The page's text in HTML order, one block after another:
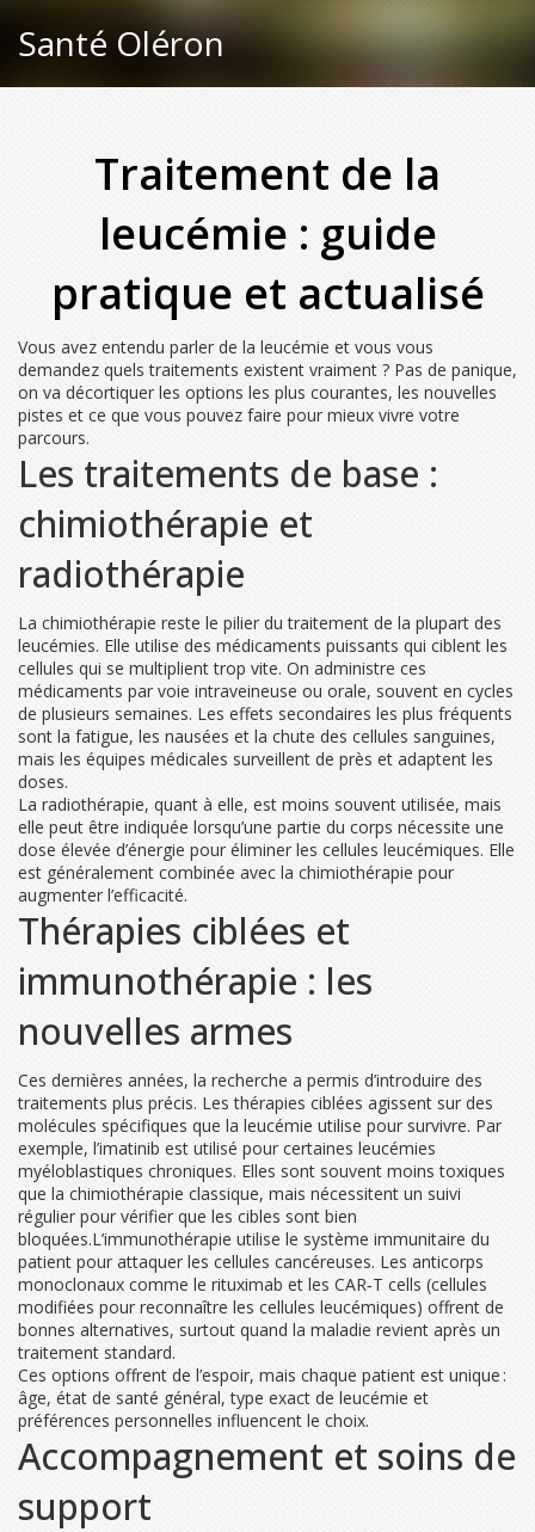
Santé Oléron
Traitement de la
leucémie : guide
pratique et actualisé
Vous avez entendu parler de la leucémie et vous vous
demandez quels traitements existent vraiment ? Pas de panique,
on va décortiquer les options les plus courantes, les nouvelles
pistes et ce que vous pouvez faire pour mieux vivre votre
parcours.
Les traitements de base :
chimiothérapie et
radiothérapie
La chimiothérapie reste le pilier du traitement de la plupart des
leucémies. Elle utilise des médicaments puissants qui ciblent les
cellules qui se multiplient trop vite. On administre ces
médicaments par voie intraveineuse ou orale, souvent en cycles
de plusieurs semaines. Les effets secondaires les plus fréquents
sont la fatigue, les nausées et la chute des cellules sanguines,
mais les équipes médicales surveillent de près et adaptent les
doses.
La radiothérapie, quant à elle, est moins souvent utilisée, mais
elle peut être indiquée lorsqu’une partie du corps nécessite une
dose élevée d’énergie pour éliminer les cellules leucémiques. Elle
est généralement combinée avec la chimiothérapie pour
augmenter l’efficacité.
Thérapies ciblées et
immunothérapie : les
nouvelles armes
Ces dernières années, la recherche a permis d’introduire des
traitements plus précis. Les thérapies ciblées agissent sur des
molécules spécifiques que la leucémie utilise pour survivre. Par
exemple, l’imatinib est utilisé pour certaines leucémies
myéloblastiques chroniques. Elles sont souvent moins toxiques
que la chimiothérapie classique, mais nécessitent un suivi
régulier pour vérifier que les cibles sont bien
bloquées.L’immunothérapie utilise le système immunitaire du
patient pour attaquer les cellules cancéreuses. Les anticorps
monoclonaux comme le rituximab et les CAR‑T cells (cellules
modifiées pour reconnaître les cellules leucémiques) offrent de
bonnes alternatives, surtout quand la maladie revient après un
traitement standard.
Ces options offrent de l’espoir, mais chaque patient est unique :
âge, état de santé général, type exact de leucémie et
préférences personnelles influencent le choix.
Accompagnement et soins de
support